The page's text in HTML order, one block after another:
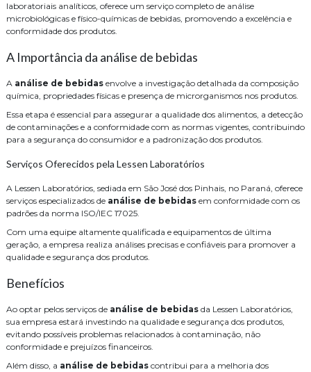
laboratoriais analíticos, oferece um serviço completo de análise
microbiológicas e físico-químicas de bebidas, promovendo a excelência e
conformidade dos produtos.
A Importância da análise de bebidas
A análise de bebidas envolve a investigação detalhada da composição
química, propriedades físicas e presença de microrganismos nos produtos.
Essa etapa é essencial para assegurar a qualidade dos alimentos, a detecção
de contaminações e a conformidade com as normas vigentes, contribuindo
para a segurança do consumidor e a padronização dos produtos.
Serviços Oferecidos pela Lessen Laboratórios
A Lessen Laboratórios, sediada em São José dos Pinhais, no Paraná, oferece
serviços especializados de análise de bebidas em conformidade com os
padrões da norma ISO/IEC 17025.
Com uma equipe altamente qualificada e equipamentos de última
geração, a empresa realiza análises precisas e confiáveis para promover a
qualidade e segurança dos produtos.
Benefícios
Ao optar pelos serviços de análise de bebidas da Lessen Laboratórios,
sua empresa estará investindo na qualidade e segurança dos produtos,
evitando possíveis problemas relacionados à contaminação, não
conformidade e prejuízos financeiros.
Além disso, a análise de bebidas contribui para a melhoria dos